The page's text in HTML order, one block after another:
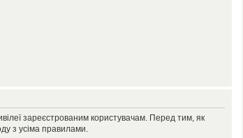
зареєстрованим користувачам. Перед тим, як
з усіма правилами.